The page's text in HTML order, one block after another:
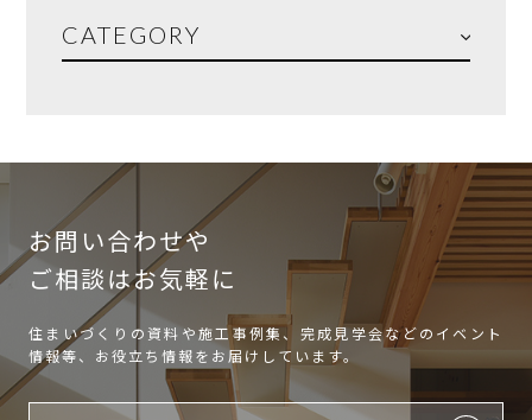
CATEGORY
お問い合わせや
ご相談はお気軽に
住まいづくりの資料や施工事例集、完成見学会などのイベント
情報等、お役立ち情報をお届けしています。